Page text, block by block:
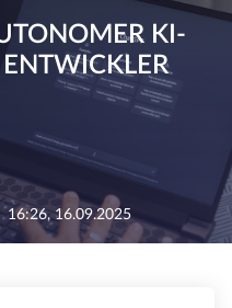
KI-
16:26, 16.09.2025